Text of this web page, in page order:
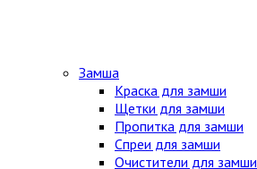
Замша
Краска для замши
Щетки для замши
Пропитка для замши
Спреи для замши
Очистители для замши